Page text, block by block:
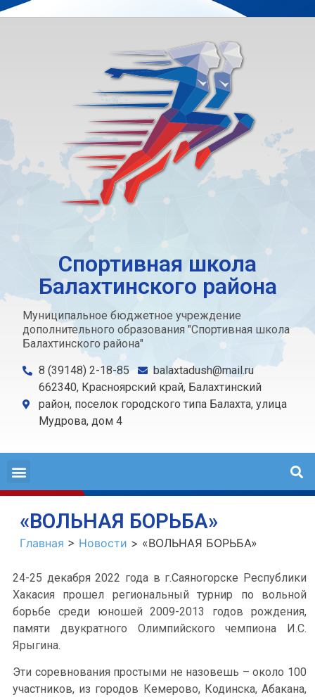
Спортивная школа
Балахтинского района
Муниципальное бюджетное учреждение
дополнительного образования "Спортивная школа
Балахтинского района"
8 (39148) 2-18-85
balaxtadush@mail.ru
662340, Красноярский край, Балахтинский
район, поселок городского типа Балахта, улица
Мудрова, дом 4
«ВОЛЬНАЯ БОРЬБА»
Главная > Новости > «ВОЛЬНАЯ БОРЬБА»
24-25 декабря 2022 года в г.Саяногорске Республики
Хакасия прошел региональный турнир по вольной
борьбе среди юношей 2009-2013 годов рождения,
памяти двукратного Олимпийского чемпиона И.С.
Ярыгина.
Эти соревнования простыми не назовешь – около 100
участников, из городов Кемерово, Кодинска, Абакана,